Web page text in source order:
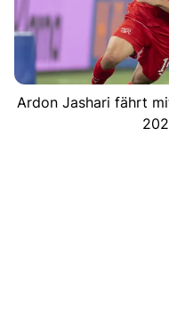
Ardon Jashari fährt